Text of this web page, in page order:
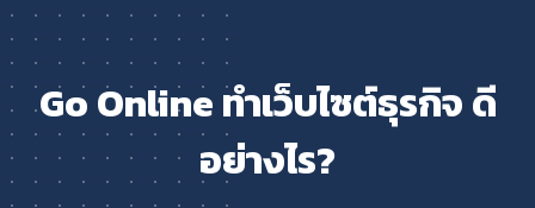
Go Online ทำเว็บไซต์ธุรกิจ ดี
อย่างไร?